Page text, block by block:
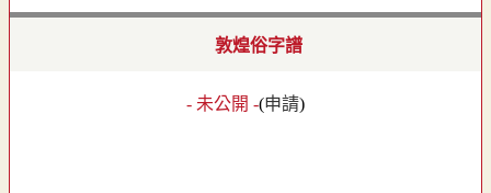
敦煌俗字譜
- 未公開 -(申請)